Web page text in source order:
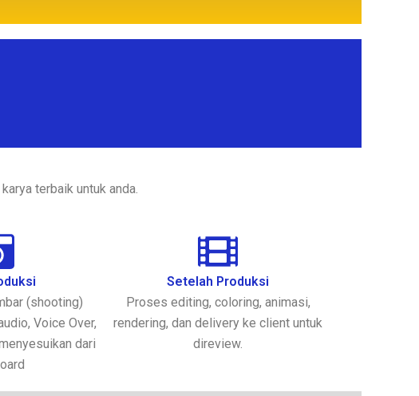
terbaik untuk anda.
(shooting)
Voice Over,
dari
Setelah Produksi
Proses editing, coloring, animasi,
rendering, dan delivery ke client untuk
direview.